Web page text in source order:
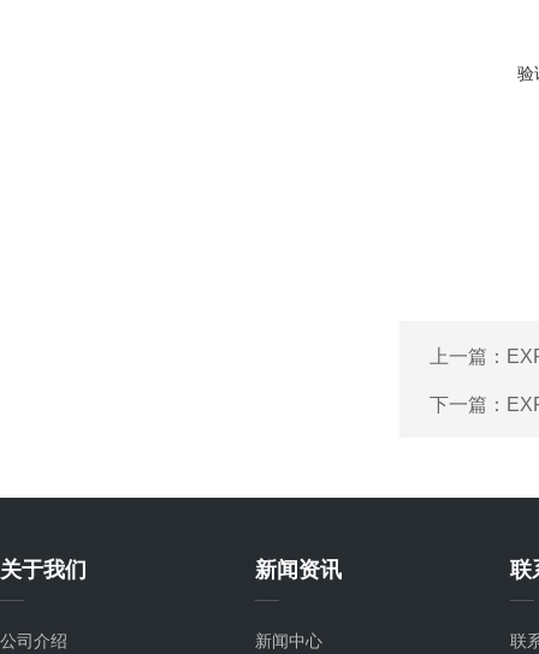
验
上一篇：
下一篇：
关于我们
公司介绍
新闻资讯
新闻中心
联
联